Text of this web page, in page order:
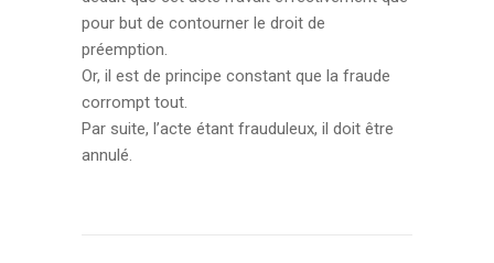
pour but de contourner le droit de
préemption.
Or, il est de principe constant que la fraude
corrompt tout.
Par suite, l’acte étant frauduleux, il doit être
annulé.